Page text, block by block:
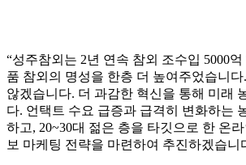
“성주참외는 2년 연속 참외 조수입 5000
품 참외의 명성을 한층 더 높여주었습니다
않겠습니다. 더 과감한 혁신을 통해 미래
다. 언택트 수요 급증과 급격히 변화하는
하고, 20~30대 젊은 층을 타깃으로 한 온
보 마케팅 전략을 마련하여 추진하겠습니